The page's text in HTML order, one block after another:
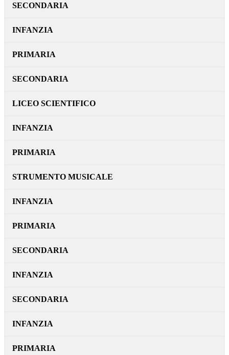
SECONDARIA
INFANZIA
PRIMARIA
SECONDARIA
LICEO SCIENTIFICO
INFANZIA
PRIMARIA
STRUMENTO MUSICALE
INFANZIA
PRIMARIA
SECONDARIA
INFANZIA
SECONDARIA
INFANZIA
PRIMARIA